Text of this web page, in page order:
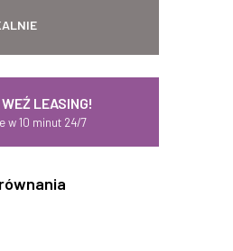
LEASING!
w 10 minut 24/7